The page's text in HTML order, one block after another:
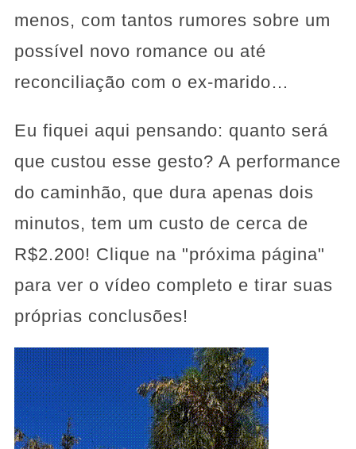
menos, com tantos rumores sobre um
possível novo romance ou até
reconciliação com o ex-marido…
Eu fiquei aqui pensando: quanto será
que custou esse gesto? A performance
do caminhão, que dura apenas dois
minutos, tem um custo de cerca de
R$2.200! Clique na "próxima página"
para ver o vídeo completo e tirar suas
próprias conclusões!